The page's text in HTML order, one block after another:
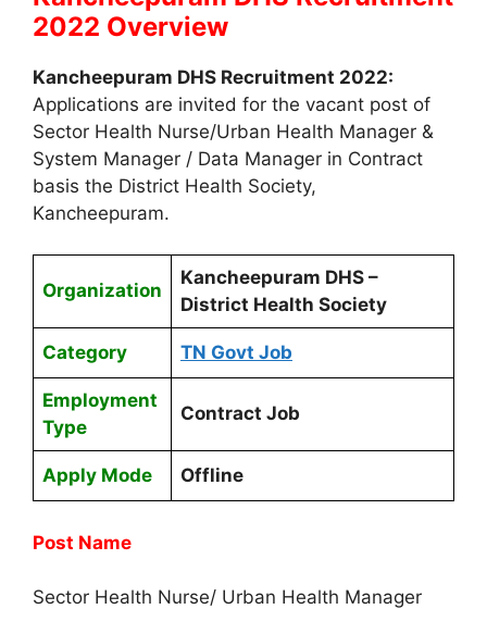
2022 Overview
Kancheepuram DHS Recruitment 2022:
Applications are invited for the vacant post of
Sector Health Nurse/Urban Health Manager &
System Manager / Data Manager in Contract
basis the District Health Society,
Kancheepuram.
Organization
Kancheepuram DHS –
District Health Society
Category TN Govt Job
Employment
Type
Contract Job
Apply Mode Offline
Post Name
Sector Health Nurse/ Urban Health Manager